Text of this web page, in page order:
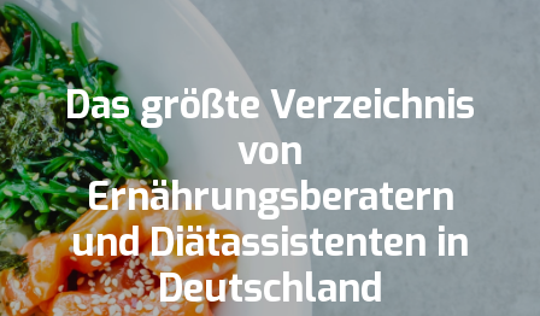
Das größte Verzeichnis
von
Ernährungsberatern
und Diätassistenten in
Deutschland